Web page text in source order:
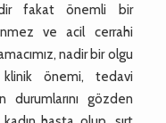
fakat önemli bir
ve acil cerrahi
nadir bir olgu
önemi, tedavi
gözden